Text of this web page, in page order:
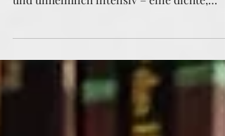
beeindruckt. Der Roman ist bedrückend
atmosphärische Erzählung...